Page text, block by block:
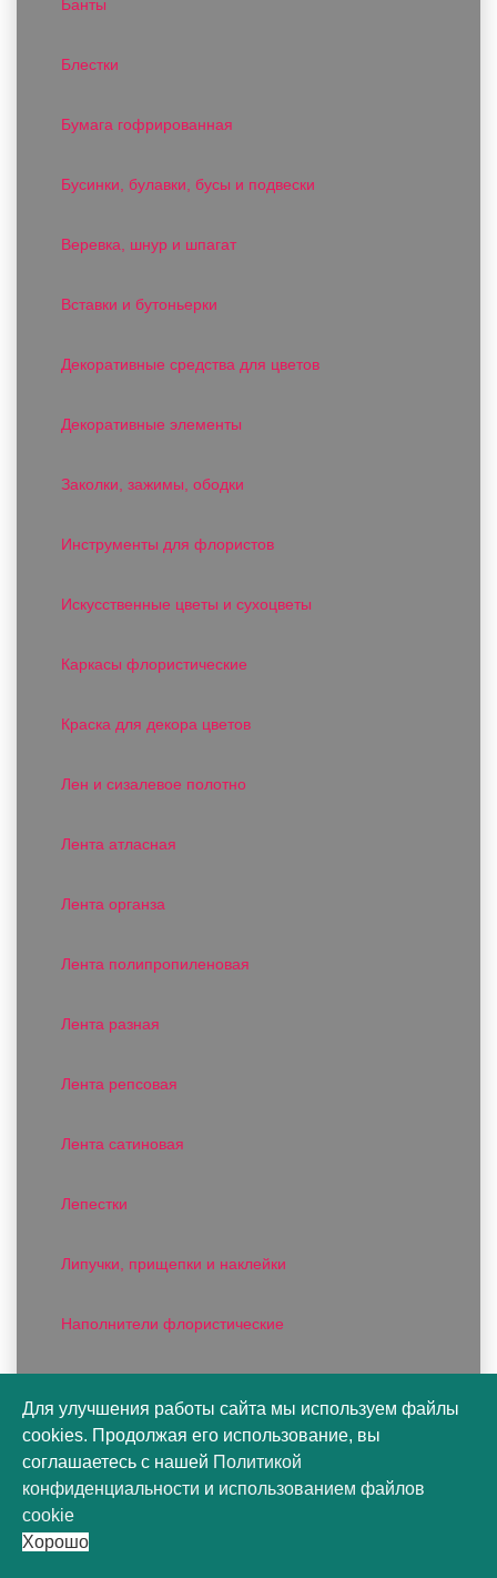
Банты
Блестки
Бумага гофрированная
Бусинки, булавки, бусы и подвески
Веревка, шнур и шпагат
Вставки и бутоньерки
Декоративные средства для цветов
Декоративные элементы
Заколки, зажимы, ободки
Инструменты для флористов
Искусственные цветы и сухоцветы
Каркасы флористические
Краска для декора цветов
Лен и сизалевое полотно
Лента атласная
Лента органза
Лента полипропиленовая
Лента разная
Лента репсовая
Лента сатиновая
Лепестки
Липучки, прищепки и наклейки
Наполнители флористические
Пакеты конусы
Пакеты подарочные
Для улучшения работы сайта мы используем файлы
cookies. Продолжая его использование, вы
соглашаетесь с нашей Политикой
конфиденциальности и использованием файлов
cookie
Хорошо